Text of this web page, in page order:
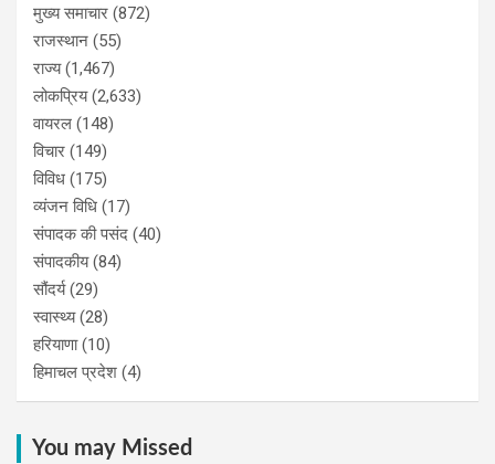
मुख्य समाचार (872)
राजस्थान (55)
राज्य(1,467)
लोकप्रिय(2,633)
वायरल (148)
विचार (149)
विविध (175)
व्यंजन विधि (17)
संपादक की पसंद (40)
संपादकीय(84)
सौंदर्य(29)
स्वास्थ्य(28)
हरियाणा(10)
हिमाचल प्रदेश (4)
You may Missed